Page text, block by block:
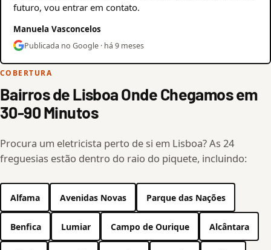
futuro, vou entrar em contato.
Manuela Vasconcelos
Publicada no Google · há 9 meses
COBERTURA
Bairros de Lisboa Onde Chegamos em
30-90 Minutos
Procura um eletricista perto de si em Lisboa? As 24
freguesias estão dentro do raio do piquete, incluindo:
Alfama Avenidas Novas Parque das Nações
Benfica Lumiar Campo de Ourique Alcântara